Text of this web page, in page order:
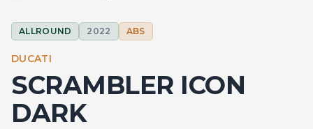
MARQUES
COMPARER
ALLROUND 2022 ABS
DUCATI
SCRAMBLER ICON
DARK